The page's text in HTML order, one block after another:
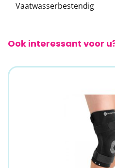
Vaatwasserbestendig
Ook interessant voor